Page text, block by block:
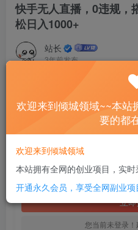
快手无人直播，0违规，
松日入1000+
站长
3年前发布
此内容为付费资源，请付费后查
SVIP全站会员 免费
立
您当前未登录
欢迎来到倾城领域~~本站
要的都
欢迎来到倾城领域
本站拥有全网的创业项目，实
开通永久会员，享受全网副业项